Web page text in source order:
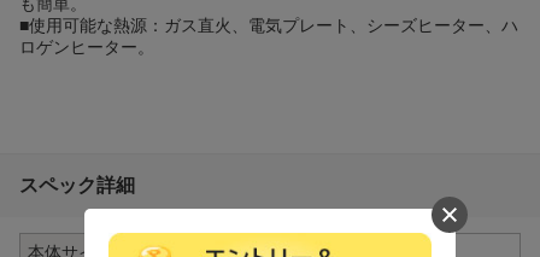
■使用可能な熱源：ガス直火、電気プレート、シーズヒーター、ハ
ロゲンヒーター。
スペック詳細
本体サイズ(幅×高さ× φ28×h3.5cm